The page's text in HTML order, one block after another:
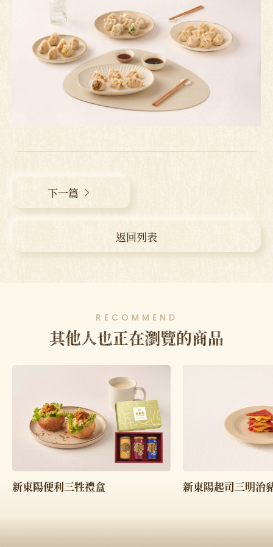
返回列表
下一篇
RECOMMEND
其他人也正在瀏覽的商品
新東陽便利三牲禮盒 新東陽起司三明治